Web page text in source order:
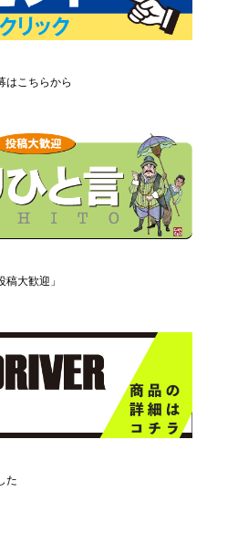
はこちらから
大歓迎」
た